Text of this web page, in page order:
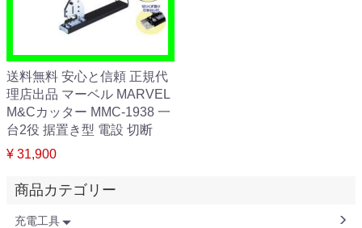
送料無料 安心と信頼 正規代
理店出品 マーベル MARVEL
M&Cカッター MMC-1938 一
台2役 据置き型 電設 切断
¥ 31,900
商品カテゴリー
充電工具